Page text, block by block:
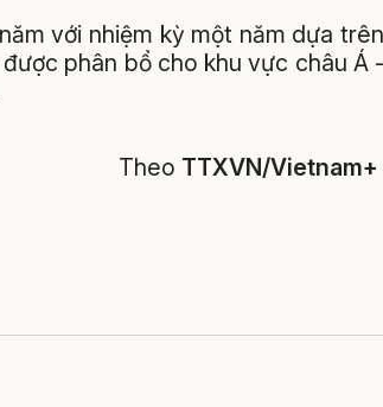
với nhiệm kỳ một năm dựa trên
phân bổ cho khu vực châu Á -
Theo TTXVN/Vietnam+